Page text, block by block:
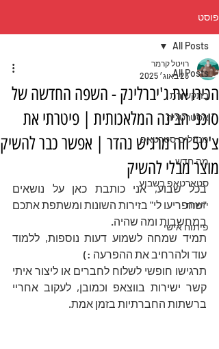
פוסט
All Posts
בתקשורת
אסטרטגיה
מנהלים סטרטאפ
מה חדש
סטארטאפ בשבוע
יזמות
פיתוח אישי
All Posts
הכירו את ג'יברלינק - השפה החדשה של
סוכני הבינה המלאכותית | פיטרתי את
צ'ט5 וזה מרגיש נהדר | אפשר כבר להשיק
מוצר מבלי להשיק
רויטל קרמר
23 באוג׳ 2025
במחשבות ומה שהיה.
עוד ולהרחיב את ההפרעה :)
ברשתות החברתיות בזמן אמת.